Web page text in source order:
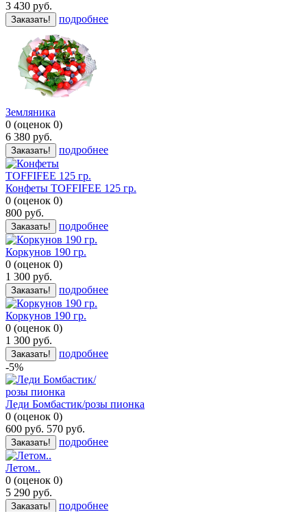
3 430 руб.
Заказать! подробнее
Земляника
0 (оценок 0)
6 380 руб.
Заказать! подробнее
Конфеты TOFFIFEE 125 гр.
0 (оценок 0)
800 руб.
Заказать! подробнее
Коркунов 190 гр.
0 (оценок 0)
1 300 руб.
Заказать! подробнее
Коркунов 190 гр.
0 (оценок 0)
1 300 руб.
Заказать!
подробнее
-5%
Леди Бомбастик/розы пионка
0 (оценок 0)
600 руб. 570 руб.
Заказать! подробнее
Летом..
0 (оценок 0)
5 290 руб.
Заказать! подробнее